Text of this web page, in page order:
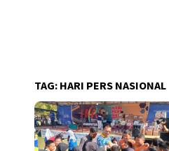
TAG: HARI PERS NASIONAL